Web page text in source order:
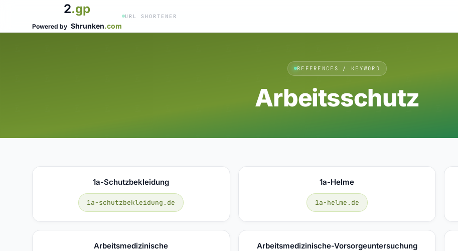
2.gp
Powered by Shrunken.com
URL SHORTENER
REFERENCES / KEYWORD
Arbeitsschutz
1a-Schutzbekleidung
1a-schutzbekleidung.de
1a-Helme
1a-helme.de
Arbeitsmedizinische Arbeitsmedizinische-Vorsorgeuntersuchung